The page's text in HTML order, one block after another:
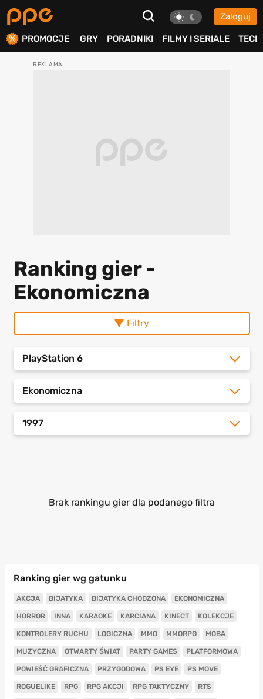
Zaloguj
PROMOCJE GRY PORADNIKI FILMY I SERIALE TECH
Ranking gier -
Ekonomiczna
Filtry
PlayStation 6
Ekonomiczna
1997
Brak rankingu gier dla podanego filtra
Ranking gier wg gatunku
AKCJA BIJATYKA BIJATYKA CHODZONA EKONOMICZNA
HORROR INNA KARAOKE KARCIANA KINECT KOLEKCJE
KONTROLERY RUCHU LOGICZNA MMO MMORPG MOBA
MUZYCZNA OTWARTY ŚWIAT PARTY GAMES PLATFORMOWA
POWIEŚĆ GRAFICZNA PRZYGODOWA PS EYE PS MOVE
ROGUELIKE RPG RPG AKCJI RPG TAKTYCZNY RTS